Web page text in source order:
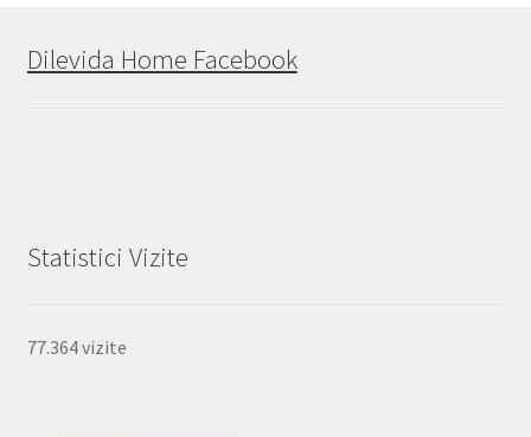
Dilevida Home Facebook
Statistici Vizite
77.364 vizite